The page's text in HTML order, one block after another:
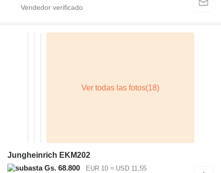
Jungheinrich EKM202
Gs. 68.800
EUR 10 ≈ USD 11,55